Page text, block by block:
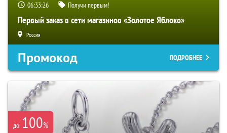
06:33:26 Получи первым!
Первый заказ в сети магазинов «Золотое Яблоко»
Россия
Промокод ПОДРОБНЕЕ
до 100%